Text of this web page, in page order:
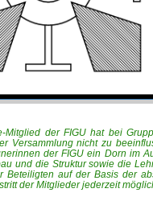
Mitglied der FIGU hat bei
Versammlung nicht zu
der FIGU ein Dorn im
und die Struktur sowie die
Beteiligten auf der Basis der
der Mitglieder jederzeit